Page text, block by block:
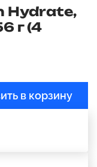
Hydrate,
г (4
в корзину